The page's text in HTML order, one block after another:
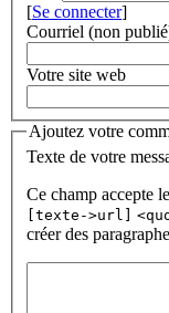
[Se connecter]
Courriel (non
Votre site web
Ajoutez votre
Texte de votre
Ce champ accepte
[texte->url]
créer des